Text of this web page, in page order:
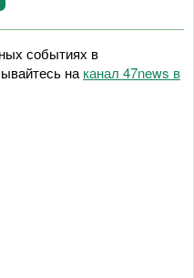
событиях в
на канал 47news в